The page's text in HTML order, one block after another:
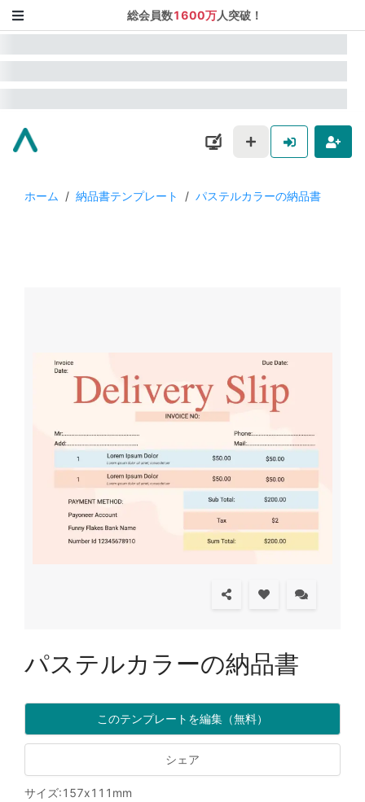
総会員数1600万人突破！
ホーム / 納品書テンプレート / パステルカラーの納品書
パステルカラーの納品書
このテンプレートを編集（無料）
シェア
サイズ:157x111 mm